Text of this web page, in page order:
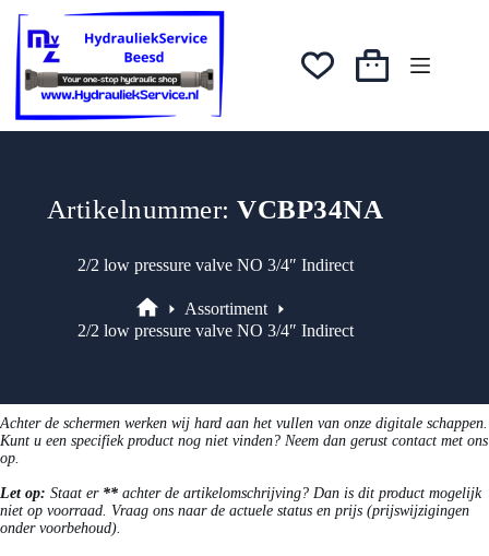
naar
inhoud
Winkelwagen
Artikelnummer:VCBP34NA
2/2 low pressure valve NO 3/4″ Indirect
Assortiment
Assortiment
2/2 low pressure valve NO 3/4″ Indirect
Achter de schermen werken wij hard aan het vullen van onze digitale schappen.
Kunt u een specifiek product nog niet vinden? Neem dan gerust contact met ons
op.
Let op: Staat er ** achter de artikelomschrijving? Dan is dit product mogelijk
niet op voorraad. Vraag ons naar de actuele status en prijs (prijswijzigingen
onder voorbehoud).